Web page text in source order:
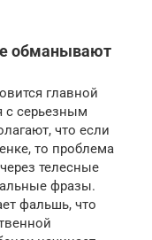
обманывают
главной
с серьезным
что если
то проблема
телесные
фразы.
фальшь, что